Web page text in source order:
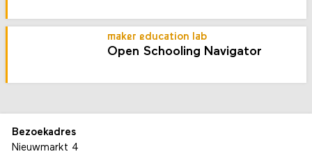
maker education lab
Open Schooling Navigator
Bezoekadres
Nieuwmarkt 4